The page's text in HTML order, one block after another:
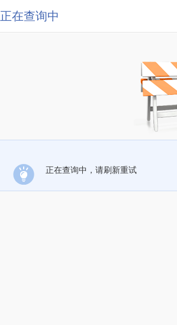
正在查询中
正在查询中，请刷新重试